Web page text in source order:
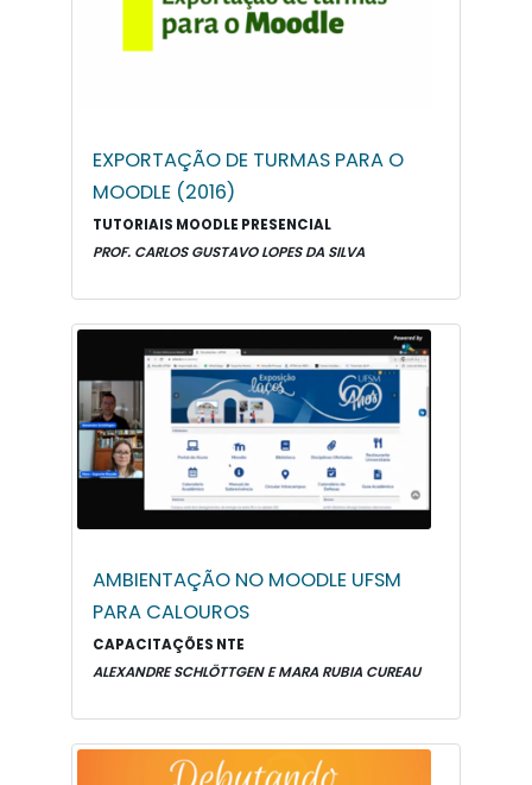
EXPORTAÇÃO DE TURMAS PARA O
MOODLE (2016)
TUTORIAIS MOODLE PRESENCIAL
PROF. CARLOS GUSTAVO LOPES DA SILVA
AMBIENTAÇÃO NO MOODLE UFSM
PARA CALOUROS
CAPACITAÇÕES NTE
ALEXANDRE SCHLÖTTGEN E MARA RUBIA CUREAU